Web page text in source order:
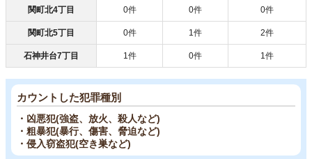
関町北4丁目 0件 0件 0件
関町北5丁目 0件 1件 2件
石神井台7丁目 1件 0件 1件
カウントした犯罪種別
・凶悪犯(強盗、放火、殺人など)
・粗暴犯(暴行、傷害、脅迫など)
・侵入窃盗犯(空き巣など)